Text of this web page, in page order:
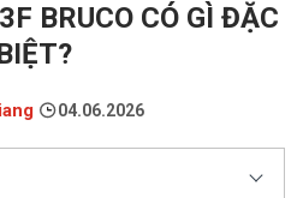
BRUCO CÓ GÌ ĐẶC
04.06.2026